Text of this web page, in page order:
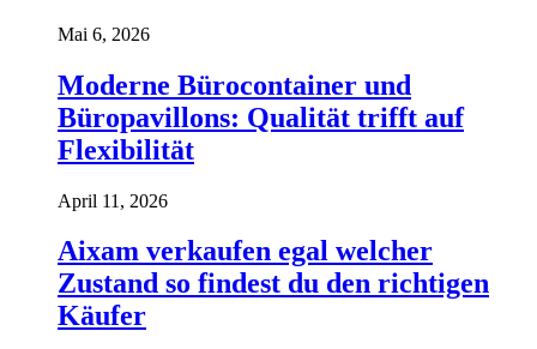
Mai 6, 2026
Moderne Bürocontainer und
Büropavillons: Qualität trifft auf
Flexibilität
April 11, 2026
Aixam verkaufen egal welcher
Zustand so findest du den richtigen
Käufer